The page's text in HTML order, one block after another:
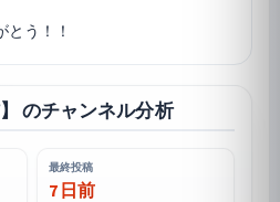
のチャンネル分析
最終投稿
7 日前